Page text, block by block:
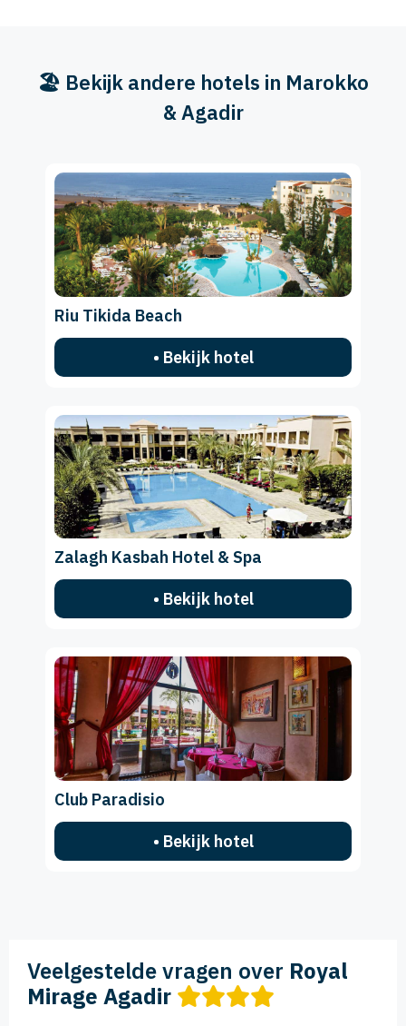
🏖️ Bekijk andere hotels in Marokko
& Agadir
Riu Tikida Beach
• Bekijk hotel
Zalagh Kasbah Hotel & Spa
• Bekijk hotel
Club Paradisio
• Bekijk hotel
Veelgestelde vragen over Royal
Mirage Agadir